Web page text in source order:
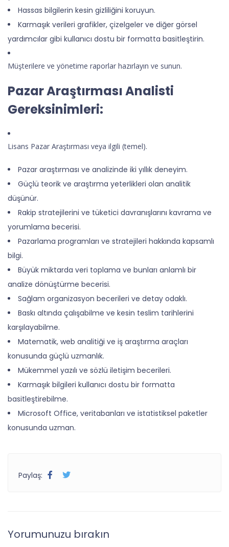
Hassas bilgilerin kesin gizliliğini koruyun.
Karmaşık verileri grafikler, çizelgeler ve diğer görsel
yardımcılar gibi kullanıcı dostu bir formatta basitleştirin.
Müşterilere ve yönetime raporlar hazırlayın ve sunun.
Pazar Araştırması Analisti
Gereksinimleri:
Lisans Pazar Araştırması veya ilgili (temel).
Pazar araştırması ve analizinde iki yıllık deneyim.
Güçlü teorik ve araştırma yeterlikleri olan analitik
düşünür.
Rakip stratejilerini ve tüketici davranışlarını kavrama ve
yorumlama becerisi.
Pazarlama programları ve stratejileri hakkında kapsamlı
bilgi.
Büyük miktarda veri toplama ve bunları anlamlı bir
analize dönüştürme becerisi.
Sağlam organizasyon becerileri ve detay odaklı.
Baskı altında çalışabilme ve kesin teslim tarihlerini
karşılayabilme.
Matematik, web analitiği ve iş araştırma araçları
konusunda güçlü uzmanlık.
Mükemmel yazılı ve sözlü iletişim becerileri.
Karmaşık bilgileri kullanıcı dostu bir formatta
basitleştirebilme.
Microsoft Office, veritabanları ve istatistiksel paketler
konusunda uzman.
Paylaş:
Yorumunuzu bırakın